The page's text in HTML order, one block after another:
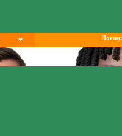
Логин: